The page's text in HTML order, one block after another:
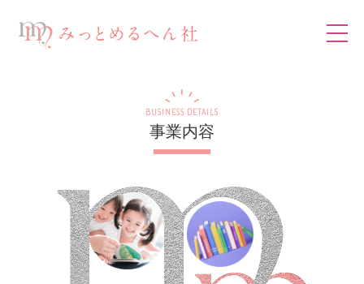
事業内容
BUSINESS DETAILS